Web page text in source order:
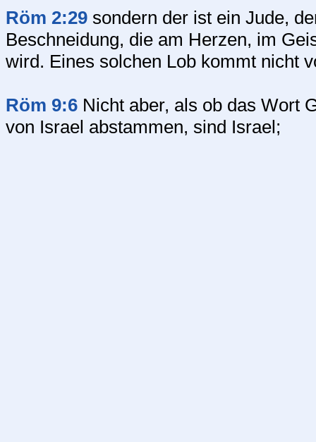
Röm 2:29 sondern der ist ein Jude,
Beschneidung, die am Herzen, im
wird. Eines solchen Lob kommt nicht
Röm 9:6 Nicht aber, als ob das Wort
von Israel abstammen, sind Israel;